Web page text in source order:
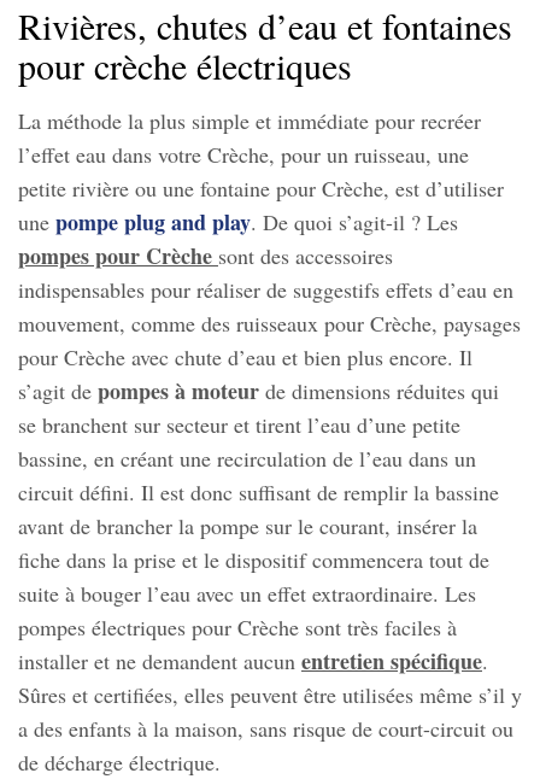
Rivières, chutes d’eau et fontaines
pour crèche électriques
La méthode la plus simple et immédiate pour recréer
l’effet eau dans votre Crèche, pour un ruisseau, une
petite rivière ou une fontaine pour Crèche, est d’utiliser
une pompe plug and play. De quoi s’agit-il ? Les
pompes pour Crèche sont des accessoires
indispensables pour réaliser de suggestifs effets d’eau en
mouvement, comme des ruisseaux pour Crèche, paysages
pour Crèche avec chute d’eau et bien plus encore. Il
s’agit de pompes à moteur de dimensions réduites qui
se branchent sur secteur et tirent l’eau d’une petite
bassine, en créant une recirculation de l’eau dans un
circuit défini. Il est donc suffisant de remplir la bassine
avant de brancher la pompe sur le courant, insérer la
fiche dans la prise et le dispositif commencera tout de
suite à bouger l’eau avec un effet extraordinaire. Les
pompes électriques pour Crèche sont très faciles à
installer et ne demandent aucun entretien spécifique.
Sûres et certifiées, elles peuvent être utilisées même s’il y
a des enfants à la maison, sans risque de court-circuit ou
de décharge électrique.